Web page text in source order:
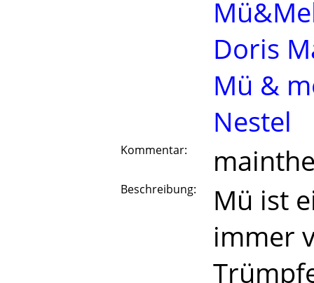
Doris
Mü &
Nestel
Kommentar:
Beschreibung:
Mü ist
immer